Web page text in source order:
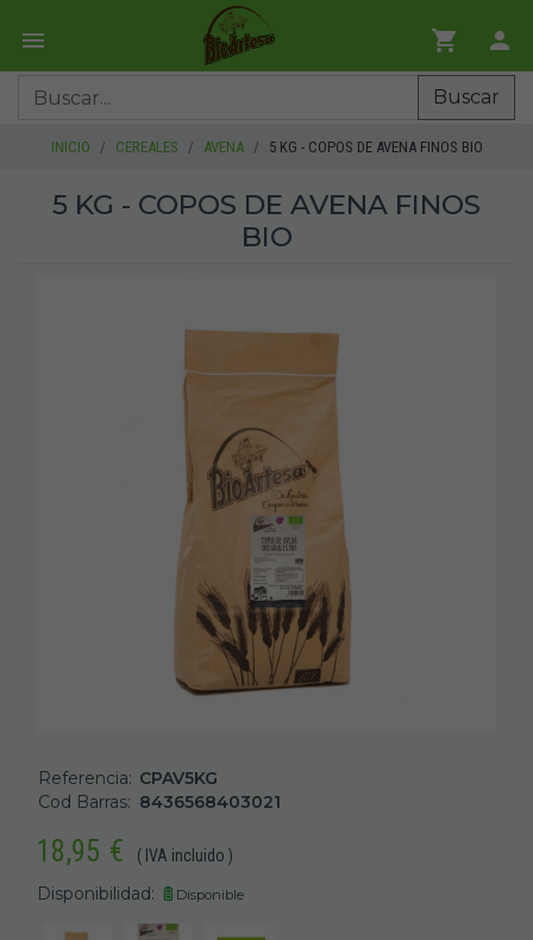
Buscar
INICIO CEREALES AVENA 5 KG - COPOS DE AVENA FINOS BIO
5 KG - COPOS DE AVENA FINOS
BIO
Referencia: CPAV5KG
Cod Barras: 8436568403021
18,95 € ( IVA incluido )
Disponibilidad: Disponible